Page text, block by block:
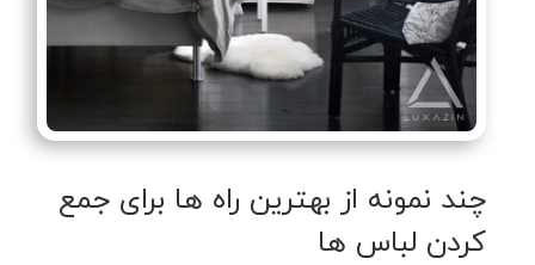
چند نمونه از بهترین راه ها برای جمع
کردن لباس ها